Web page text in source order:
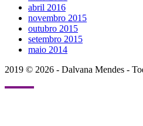
abril 2016
novembro 2015
outubro 2015
setembro 2015
maio 2014
2019 © 2026 - Dalvana Mendes -